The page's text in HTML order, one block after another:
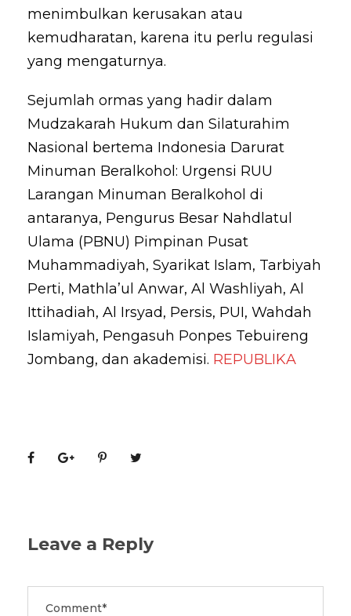
menimbulkan kerusakan atau
kemudharatan, karena itu perlu regulasi
yang mengaturnya.
Sejumlah ormas yang hadir dalam
Mudzakarah Hukum dan Silaturahim
Nasional bertema Indonesia Darurat
Minuman Beralkohol: Urgensi RUU
Larangan Minuman Beralkohol di
antaranya, Pengurus Besar Nahdlatul
Ulama (PBNU) Pimpinan Pusat
Muhammadiyah, Syarikat Islam, Tarbiyah
Perti, Mathla’ul Anwar, Al Washliyah, Al
Ittihadiah, Al Irsyad, Persis, PUI, Wahdah
Islamiyah, Pengasuh Ponpes Tebuireng
Jombang, dan akademisi. REPUBLIKA
Leave a Reply